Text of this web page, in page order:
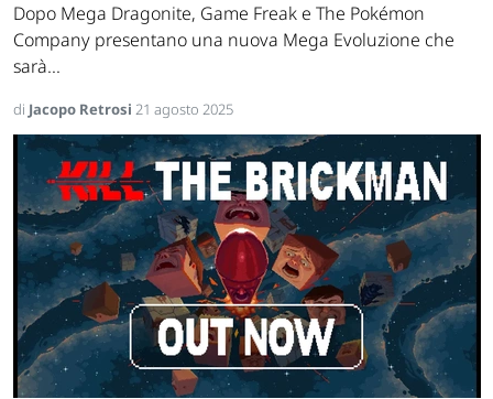
Dopo Mega Dragonite, Game Freak e The Pokémon
Company presentano una nuova Mega Evoluzione che
sarà...
di Jacopo Retrosi 21 agosto 2025